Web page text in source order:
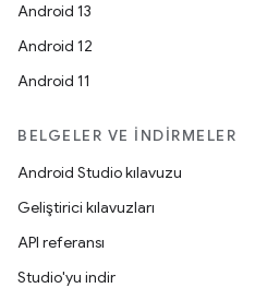
Android 13
Android 12
Android 11
BELGELER VE İNDIRMELER
Android Studio kılavuzu
Geliştirici kılavuzları
API referansı
Studio'yu indir